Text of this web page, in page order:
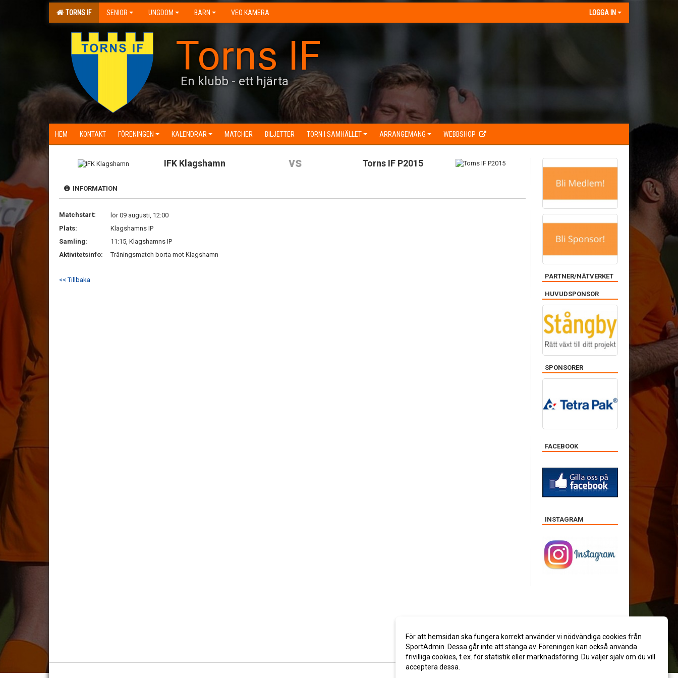
TORNS IF SENIOR UNGDOM BARN VEO KAMERA LOGGA IN
Torns IF
En klubb - ett hjärta
HEM KONTAKT FÖRENINGEN KALENDRAR MATCHER BILJETTER TORN I SAMHÄLLET ARRANGEMANG WEBBSHOP
IFK Klagshamn vs Torns IF P2015
INFORMATION
Matchstart:
lör 09 augusti, 12:00
Plats:
Klagshamns IP
Samling:
11:15, Klagshamns IP
Aktivitetsinfo:
Träningsmatch borta mot Klagshamn
<< Tillbaka PARTNER/NÄTVERKET
HUVUDSPONSOR
SPONSORER
FACEBOOK
INSTAGRAM
För att hemsidan ska fungera korrekt använder vi nödvändiga cookies från
SportAdmin. Dessa går inte att stänga av. Föreningen kan också använda
frivilliga cookies, t.ex. för statistik eller marknadsföring. Du väljer själv om du vill
acceptera dessa.